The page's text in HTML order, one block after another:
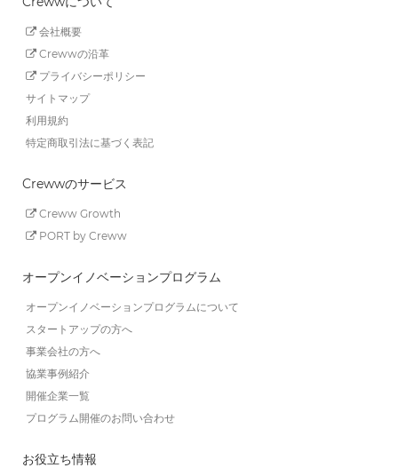
会社概要
Crewwの沿革
プライバシーポリシー
サイトマップ
利用規約
特定商取引法に基づく表記
Crewwのサービス
Creww Growth
PORT by Creww
オープンイノベーションプログラム
オープンイノベーションプログラムについて
スタートアップの方へ
事業会社の方へ
協業事例紹介
開催企業一覧
プログラム開催のお問い合わせ
お役立ち情報